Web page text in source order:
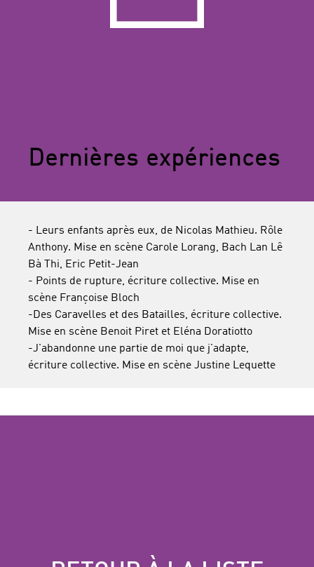
Dernières expériences
- Leurs enfants après eux, de Nicolas Mathieu. Rôle
Anthony. Mise en scène Carole Lorang, Bach Lan Lê
Bà Thi, Eric Petit-Jean
- Points de rupture, écriture collective. Mise en
scène Françoise Bloch
-Des Caravelles et des Batailles, écriture collective.
Mise en scène Benoit Piret et Eléna Doratiotto
-J'abandonne une partie de moi que j'adapte,
écriture collective. Mise en scène Justine Lequette